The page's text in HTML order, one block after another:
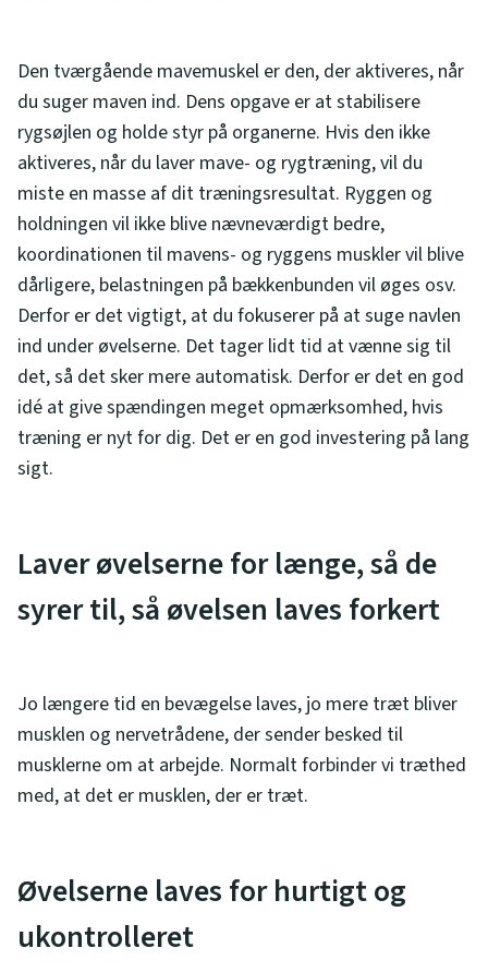
Den tværgående mavemuskel er den, der aktiveres, når
du suger maven ind. Dens opgave er at stabilisere
rygsøjlen og holde styr på organerne. Hvis den ikke
aktiveres, når du laver mave- og rygtræning, vil du
miste en masse af dit træningsresultat. Ryggen og
holdningen vil ikke blive nævneværdigt bedre,
koordinationen til mavens- og ryggens muskler vil blive
dårligere, belastningen på bækkenbunden vil øges osv.
Derfor er det vigtigt, at du fokuserer på at suge navlen
ind under øvelserne. Det tager lidt tid at vænne sig til
det, så det sker mere automatisk. Derfor er det en god
idé at give spændingen meget opmærksomhed, hvis
træning er nyt for dig. Det er en god investering på lang
sigt.
Laver øvelserne for længe, så de
syrer til, så øvelsen laves forkert
Jo længere tid en bevægelse laves, jo mere træt bliver
musklen og nervetrådene, der sender besked til
musklerne om at arbejde. Normalt forbinder vi træthed
med, at det er musklen, der er træt.
Øvelserne laves for hurtigt og
ukontrolleret